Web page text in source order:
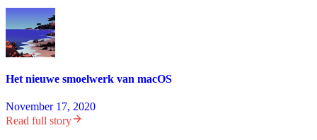
Het nieuwe smoelwerk van macOS
November 17, 2020
Read full story